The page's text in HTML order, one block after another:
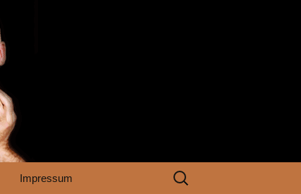
Impressum
Suchen
nach: